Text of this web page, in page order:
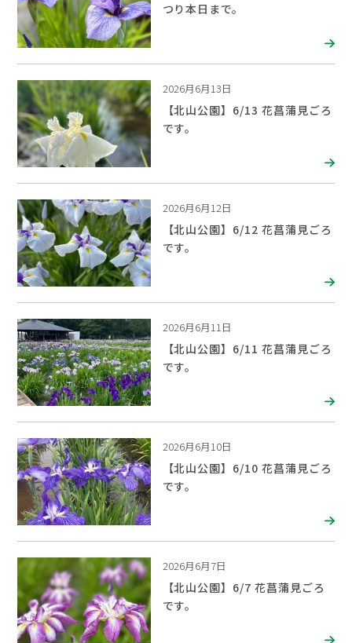
つり本日まで。
2026月6月13日
【北山公園】6/13 花菖蒲見ごろ
です。
2026月6月12日
【北山公園】6/12 花菖蒲見ごろ
です。
2026月6月11日
【北山公園】6/11 花菖蒲見ごろ
です。
2026月6月10日
【北山公園】6/10 花菖蒲見ごろ
です。
2026月6月7日
【北山公園】6/7 花菖蒲見ごろ
です。